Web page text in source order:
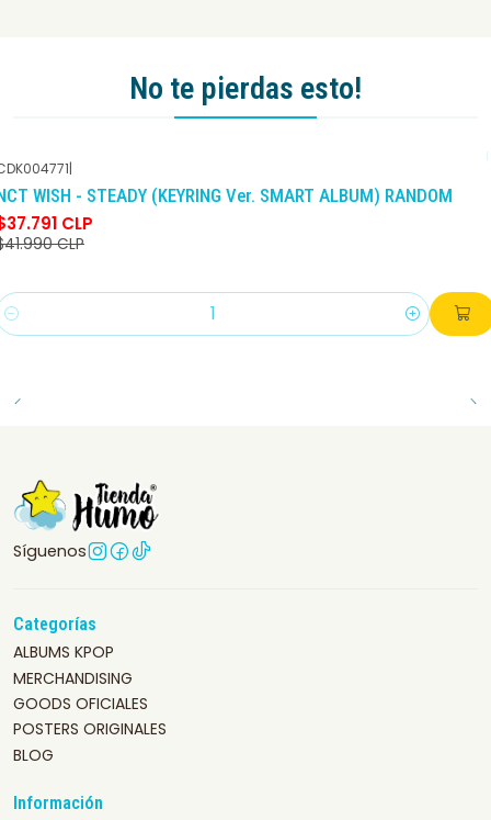
No te pierdas esto!
-10% DCTO
|
WISH - STEADY (KEYRING Ver. SMART ALBUM) RANDOM
CLP
CLP
Síguenos
Categorías
ALBUMS KPOP
MERCHANDISING
GOODS OFICIALES
POSTERS ORIGINALES
BLOG
Información